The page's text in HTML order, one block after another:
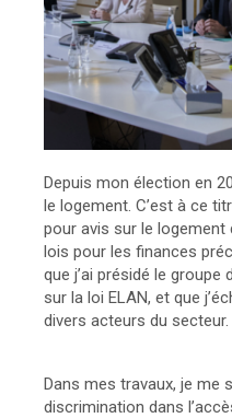
Depuis mon élection en
le logement. C’est à ce
pour avis sur le
lois pour les finances
que j’ai présidé le groupe
sur la loi ELAN, et que
divers acteurs du secteur.
Dans mes travaux, je me
discrimination dans